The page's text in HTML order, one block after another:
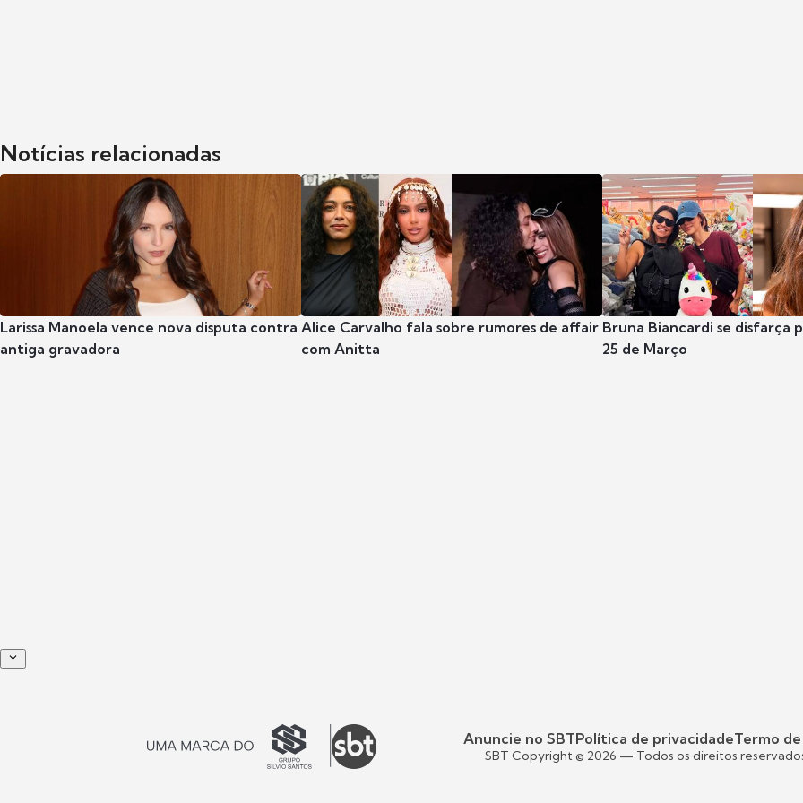
Notícias relacionadas
Larissa Manoela vence nova disputa contra
antiga gravadora
Alice Carvalho fala sobre rumores de affair
com Anitta
Bruna Biancardi se disfarça
25 de Março
Anuncie no SBTPolítica de privacidadeTermo de
SBT Copyright © 2026 — Todos os direitos